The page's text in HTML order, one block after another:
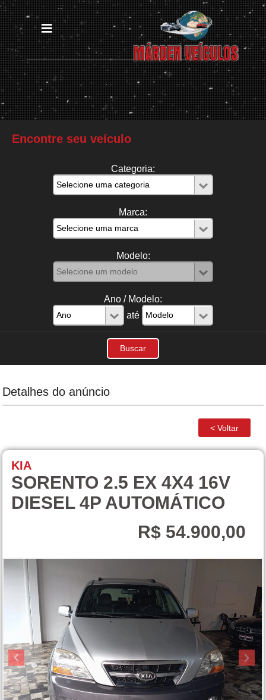
Encontre seu veículo
Categoria:
Marca:
Modelo:
Ano / Modelo:
até
Detalhes do anúncio
KIA
SORENTO 2.5 EX 4X4 16V
DIESEL 4P AUTOMÁTICO
R$ 54.900,00